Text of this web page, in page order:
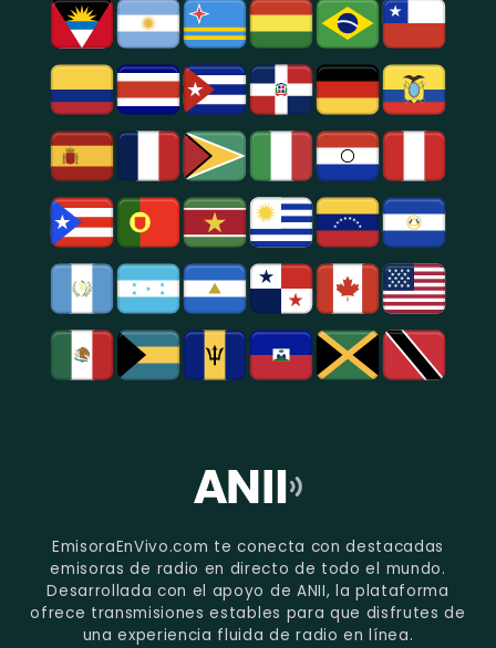
EmisoraEnVivo.com te conecta con destacadas
emisoras de radio en directo de todo el mundo.
Desarrollada con el apoyo de ANII, la plataforma
ofrece transmisiones estables para que disfrutes de
una experiencia fluida de radio en línea.